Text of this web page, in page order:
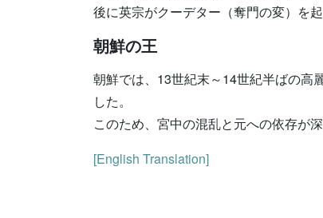
後に英宗がクーデター（奪門の変）を
朝鮮の王
朝鮮では、13世紀末～14世紀半ばの高
した。
このため、宮中の混乱と元への依存が
[English Translation]